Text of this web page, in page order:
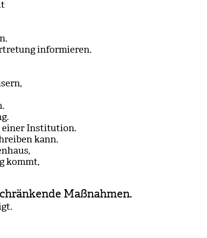
infor­mie­ren.
einer Insti­tu­tion.
kann.
kommt,
Maßnahmen.